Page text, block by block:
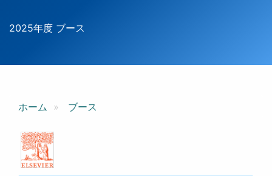
2025年度 ブース
ホーム ブース